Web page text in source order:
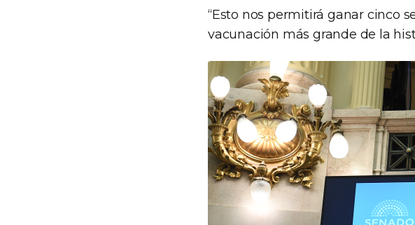
“Esto nos permitirá ganar cinco
vacunación más grande de la